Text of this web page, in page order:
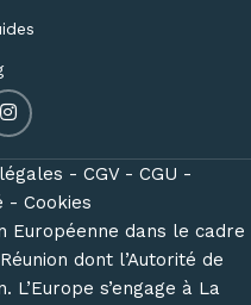
- CGV - CGU -
- Cookies
Européenne dans le cadre
dont l’Autorité de
L’Europe s’engage à La